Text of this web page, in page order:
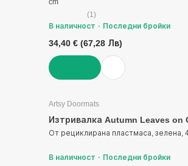
cm
(1)
В наличност
Последни бройки
34,40 € (67,28 Лв)
Artsy Doormats
Изтривалка Autumn Leaves on
От рециклирана пластмаса, зелена,
В наличност Последни бройки